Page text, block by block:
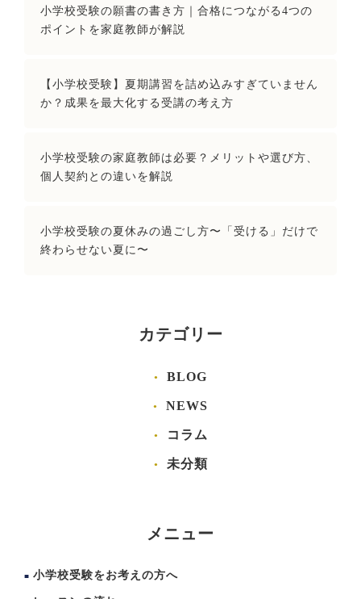
小学校受験の願書の書き方｜合格につながる4つの
ポイントを家庭教師が解説
【小学校受験】夏期講習を詰め込みすぎていません
か？成果を最大化する受講の考え方
小学校受験の家庭教師は必要？メリットや選び方、
個人契約との違いを解説
小学校受験の夏休みの過ごし方〜「受ける」だけで
終わらせない夏に〜
カテゴリー
BLOG
NEWS
コラム
未分類
メニュー
小学校受験をお考えの方へ